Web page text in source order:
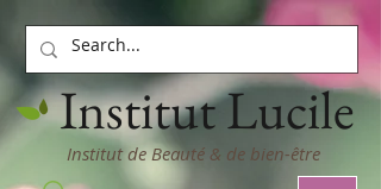
Institut Lucile
Institut de Beauté & de bien-être